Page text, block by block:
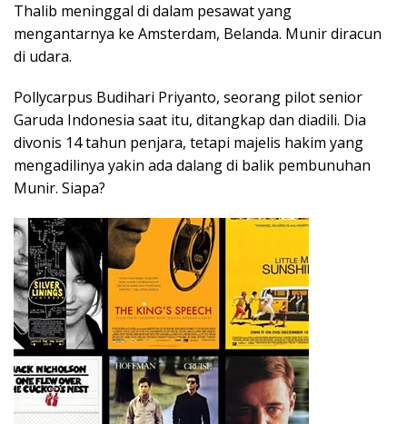
Thalib meninggal di dalam pesawat yang
mengantarnya ke Amsterdam, Belanda. Munir diracun
di udara.
Pollycarpus Budihari Priyanto, seorang pilot senior
Garuda Indonesia saat itu, ditangkap dan diadili. Dia
divonis 14 tahun penjara, tetapi majelis hakim yang
mengadilinya yakin ada dalang di balik pembunuhan
Munir. Siapa?